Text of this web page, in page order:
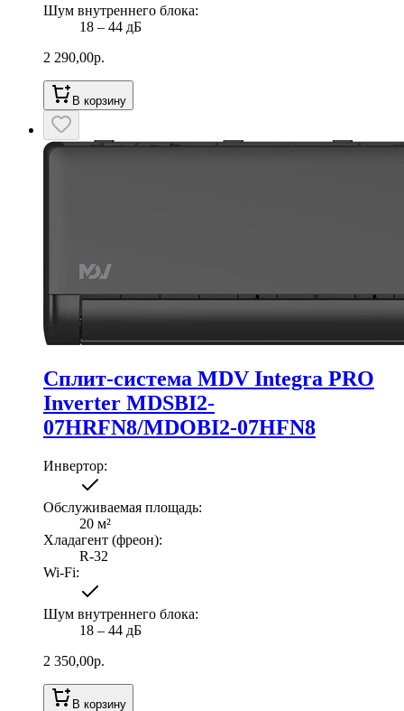
Шум внутреннего блока:
18 ‒ 44 дБ
2 290,00р.
В корзину
Сплит-система MDV Integra PRO
Inverter MDSBI2-
07HRFN8/MDOBI2-07HFN8
Инвертор:
Обслуживаемая площадь:
20 м²
Хладагент (фреон):
R-32
Wi-Fi:
Шум внутреннего блока:
18 ‒ 44 дБ
2 350,00р.
В корзину